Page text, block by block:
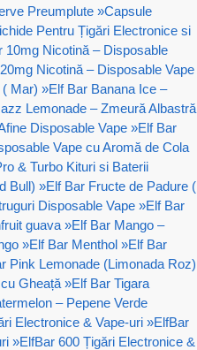
Preumplute »Capsule
Pentru Țigări Electronice si
10mg Nicotină – Disposable
Nicotină – Disposable Vape
( Mar) »Elf Bar Banana Ice –
Lemonade – Zmeură Albastră
Disposable Vape »Elf Bar
Vape cu Aromă de Cola
& Turbo Kituri si Baterii
Bull) »Elf Bar Fructe de Padure (
Disposable Vape »Elf Bar
guava »Elf Bar Mango –
»Elf Bar Menthol »Elf Bar
Pink Lemonade (Limonada Roz)
Gheață »Elf Bar Tigara
– Pepene Verde
Electronice & Vape-uri »ElfBar
»ElfBar 600 Țigări Electronice &